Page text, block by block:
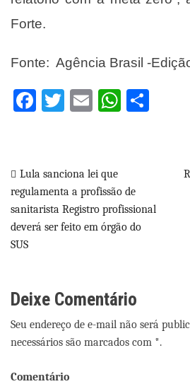
Forte.
Fonte: Agência Brasil -
Facebook
Twitter
Email
Navegação
de
Post
Lula sanciona lei que
regulamenta a profissão de
sanitarista Registro profissional
deverá ser feito em órgão do
SUS
Deixe Comentário
Seu endereço de e-mail não será
necessários são marcados com *.
Comentário